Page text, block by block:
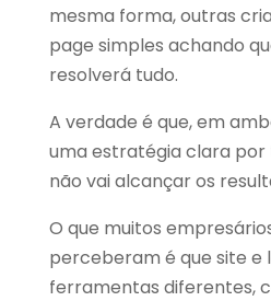
mesma forma, outras
page simples achando
resolverá tudo.
A verdade é que, em
uma estratégia clara por
não vai alcançar os
O que muitos
perceberam é que site e
ferramentas diferentes,